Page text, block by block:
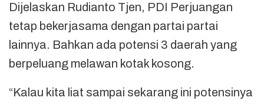
Dijelaskan Rudianto Tjen, PDI Perjuangan
tetap bekerjasama dengan partai partai
lainnya. Bahkan ada potensi 3 daerah yang
berpeluang melawan kotak kosong.
“Kalau kita liat sampai sekarang ini potensinya